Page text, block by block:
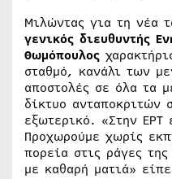
Μιλώντας για τη νέα
γενικός διευθυντής
Θωμόπουλος
σταθμό, κανάλι των
αποστολές σε όλα τα
δίκτυο ανταποκριτών
εξωτερικό. «Στην ΕΡΤ
Προχωρούμε χωρίς
πορεία στις ράγες
με καθαρή ματιά»